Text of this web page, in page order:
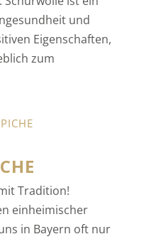
und
Eigenschaften,
zum
Tradition!
einheimischer
in Bayern oft nur